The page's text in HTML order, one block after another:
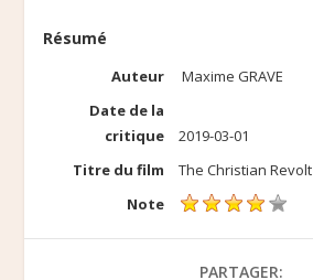
Résumé
Auteur
Maxime GRAVE
Date de la
critique
2019-03-01
Titre du film
The Christian Revolt
Note
PARTAGER: